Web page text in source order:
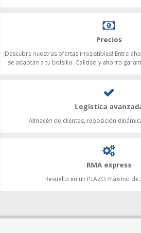
Precios
¡Descubre nuestras ofertas irresistibles! Entra
se adaptan a tu bolsillo. Calidad y ahorro
Logística
Almacén de clientes, reposición
RMA express
Resuelto en un PLAZO máximo